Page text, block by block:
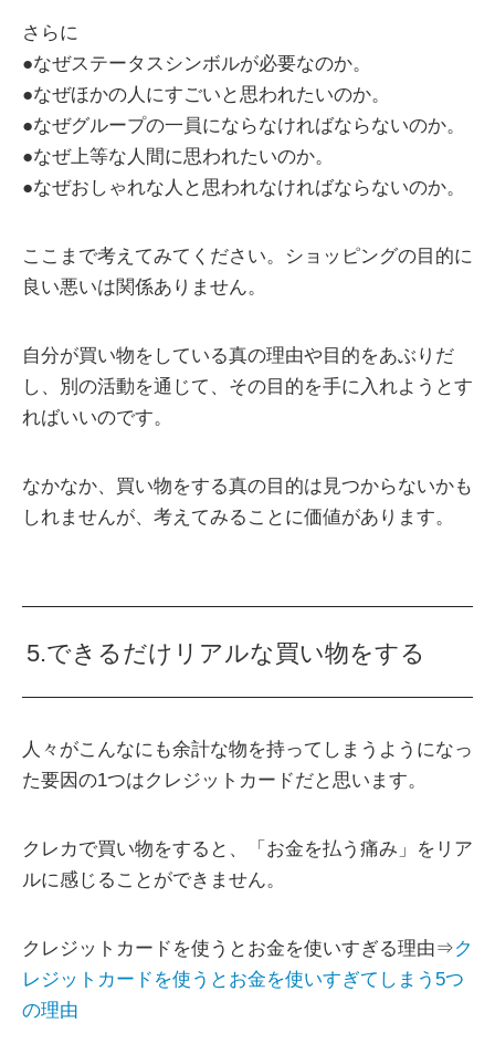
さらに
●なぜステータスシンボルが必要なのか。
●なぜほかの人にすごいと思われたいのか。
●なぜグループの一員にならなければならないのか。
●なぜ上等な人間に思われたいのか。
●なぜおしゃれな人と思われなければならないのか。
ここまで考えてみてください。ショッピングの目的に
良い悪いは関係ありません。
自分が買い物をしている真の理由や目的をあぶりだ
し、別の活動を通じて、その目的を手に入れようとす
ればいいのです。
なかなか、買い物をする真の目的は見つからないかも
しれませんが、考えてみることに価値があります。
5.できるだけリアルな買い物をする
人々がこんなにも余計な物を持ってしまうようになっ
た要因の1つはクレジットカードだと思います。
クレカで買い物をすると、「お金を払う痛み」をリア
ルに感じることができません。
クレジットカードを使うとお金を使いすぎる理由⇒ク
レジットカードを使うとお金を使いすぎてしまう5つ
の理由